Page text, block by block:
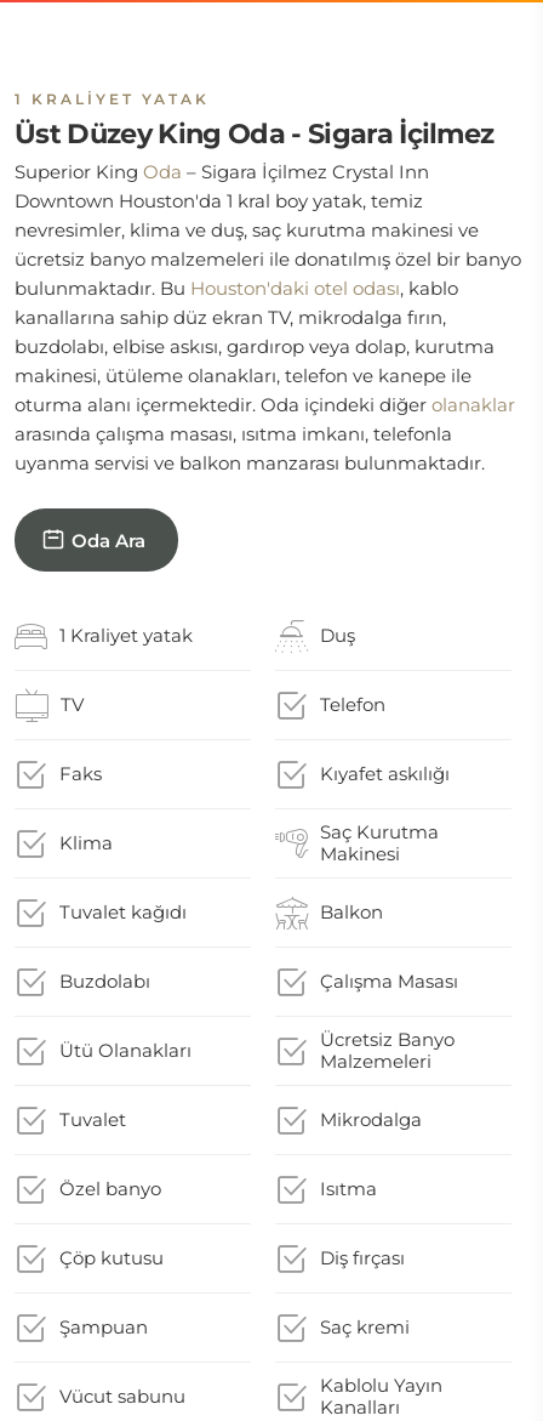
1 KRALIYET YATAK
Üst Düzey King Oda - Sigara İçilmez
Superior King Oda – Sigara İçilmez Crystal Inn
Downtown Houston'da 1 kral boy yatak, temiz
nevresimler, klima ve duş, saç kurutma makinesi ve
ücretsiz banyo malzemeleri ile donatılmış özel bir banyo
bulunmaktadır. Bu Houston'daki otel odası, kablo
kanallarına sahip düz ekran TV, mikrodalga fırın,
buzdolabı, elbise askısı, gardırop veya dolap, kurutma
makinesi, ütüleme olanakları, telefon ve kanepe ile
oturma alanı içermektedir. Oda içindeki diğer olanaklar
arasında çalışma masası, ısıtma imkanı, telefonla
uyanma servisi ve balkon manzarası bulunmaktadır.
Oda Ara
1 Kraliyet yatak Duş
TV Telefon
Faks Kıyafet askılığı
Klima
Saç Kurutma
Makinesi
Tuvalet kağıdı Balkon
Buzdolabı Çalışma Masası
Ütü Olanakları
Ücretsiz Banyo
Malzemeleri
Tuvalet Mikrodalga
Özel banyo Isıtma
Çöp kutusu Diş fırçası
Şampuan Saç kremi
Vücut sabunu
Kablolu Yayın
Kanalları